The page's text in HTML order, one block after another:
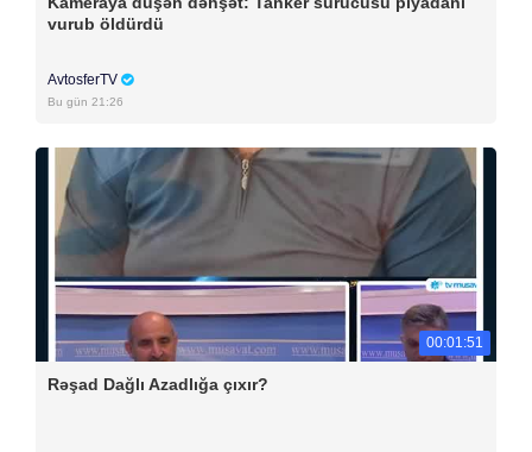
vurub öldürdü
AvtosferTV
Bu gün 21:26
00:01:51
Rəşad Dağlı Azadlığa çıxır?